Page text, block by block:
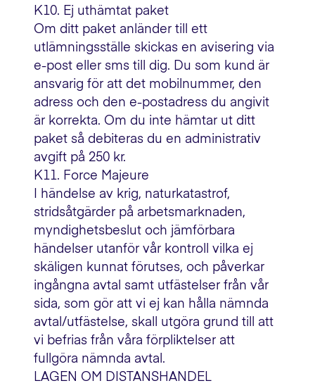
K10. Ej uthämtat paket
Om ditt paket anländer till ett
utlämningsställe skickas en avisering via
e-post eller sms till dig. Du som kund är
ansvarig för att det mobilnummer, den
adress och den e-postadress du angivit
är korrekta. Om du inte hämtar ut ditt
paket så debiteras du en administrativ
avgift på 250 kr.
K11. Force Majeure
I händelse av krig, naturkatastrof,
stridsåtgärder på arbetsmarknaden,
myndighetsbeslut och jämförbara
händelser utanför vår kontroll vilka ej
skäligen kunnat förutses, och påverkar
ingångna avtal samt utfästelser från vår
sida, som gör att vi ej kan hålla nämnda
avtal/utfästelse, skall utgöra grund till att
vi befrias från våra förpliktelser att
fullgöra nämnda avtal.
LAGEN OM DISTANSHANDEL